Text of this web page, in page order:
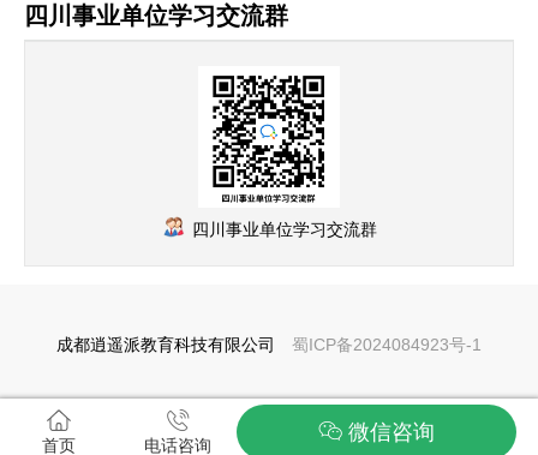
四川事业单位学习交流群
四川事业单位学习交流群
成都逍遥派教育科技有限公司 蜀ICP备2024084923号-1
首页 电话咨询
微信咨询